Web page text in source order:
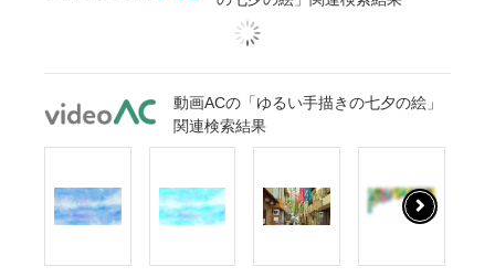
動画ACの「ゆるい手描きの七夕の絵」
関連検索結果